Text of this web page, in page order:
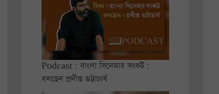
Podcast : বাংলা সিনেমার সংকট :
বলছেন প্রদীপ্ত ভট্টাচার্য